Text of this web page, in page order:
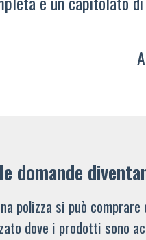
domande
polizza si può
dove i prodotti sono